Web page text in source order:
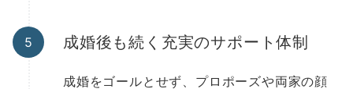
成婚後も続く充実のサポート体制
成婚をゴールとせず、プロポーズや両家の顔